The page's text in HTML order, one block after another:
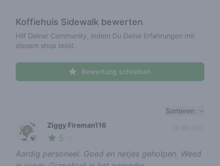
Koffiehuis Sidewalk bewerten
Hilf Deiner Community, indem Du Deine Erfahrungen mit
diesem shop teilst.
Bewertung schreiben
Sortieren
🍃
Ziggy Fireman116
5
Aardig personeel. Goed en netjes geholpen. Weed